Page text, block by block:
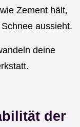
Zement hält,
aussieht.
deine
der